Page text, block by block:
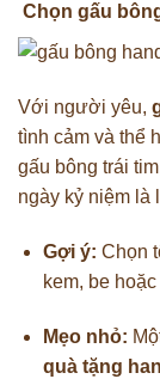
Chọn gấu
Với người yêu,
tình cảm và thể
gấu bông trái
ngày kỷ niệm là
Gợi ý: Chọn
kem, be
Mẹo nhỏ:
quà tặng